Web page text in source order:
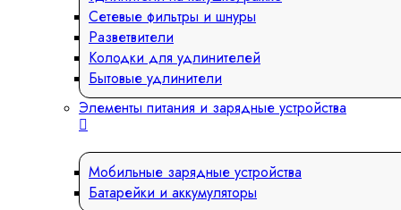
Сетевые фильтры и шнуры
Разветвители
Колодки для удлинителей
Бытовые удлинители
Элементы питания и зарядные устройства
Мобильные зарядные устройства
Батарейки и аккумуляторы